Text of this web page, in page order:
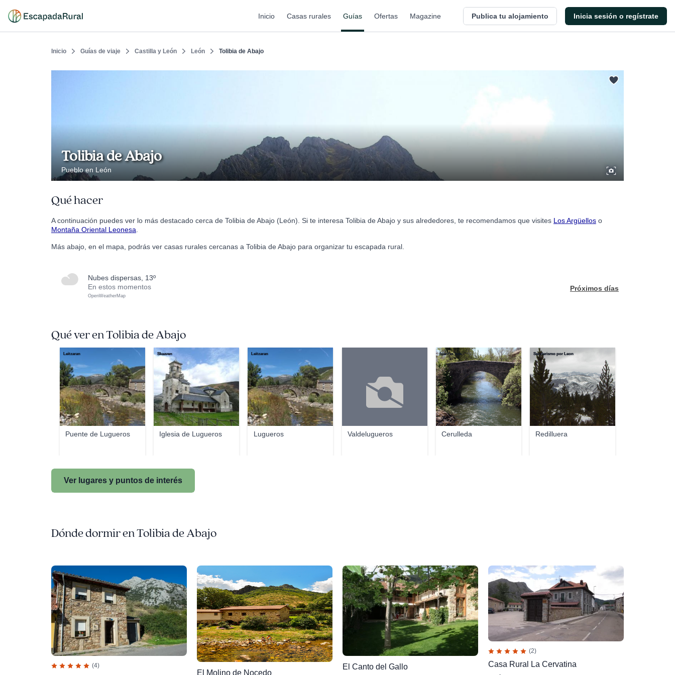
Inicio Casas rurales Guías Ofertas Magazine Publica tu alojamiento Inicia sesión o regístrate
Inicio Guías de viaje Castilla y León León Tolibia de Abajo
Tolibia de Abajo
Pueblo en León
Qué hacer
A continuación puedes ver lo más destacado cerca de Tolibia de Abajo (León). Si te interesa Tolibia de Abajo y sus alrededores, te recomendamos que visites Los Argüellos o
Montaña Oriental Leonesa
Más abajo, en el mapa, podrás ver casas rurales cercanas a Tolibia de Abajo para organizar tu escapada rural.
nubes dispersas, 13º
En estos momentos
OpenWeatherMap
Próximos días
Qué ver en Tolibia de Abajo
Puente de Lugueros
Leitzaran
Iglesia de Lugueros
Skaaven
Lugueros
Leitzaran
Valdelugueros Cerulleda
fuentes tres
Redilluera
Senderismo por Leon
Ver lugares y puntos de interés
Dónde dormir en Tolibia de Abajo
(4)
El Molino de Nocedo
El Canto del Gallo
(2)
Casa Rural La Cervatina